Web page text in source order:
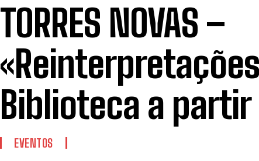
TORRES NOVAS –
Biblioteca a partir
EVENTOS